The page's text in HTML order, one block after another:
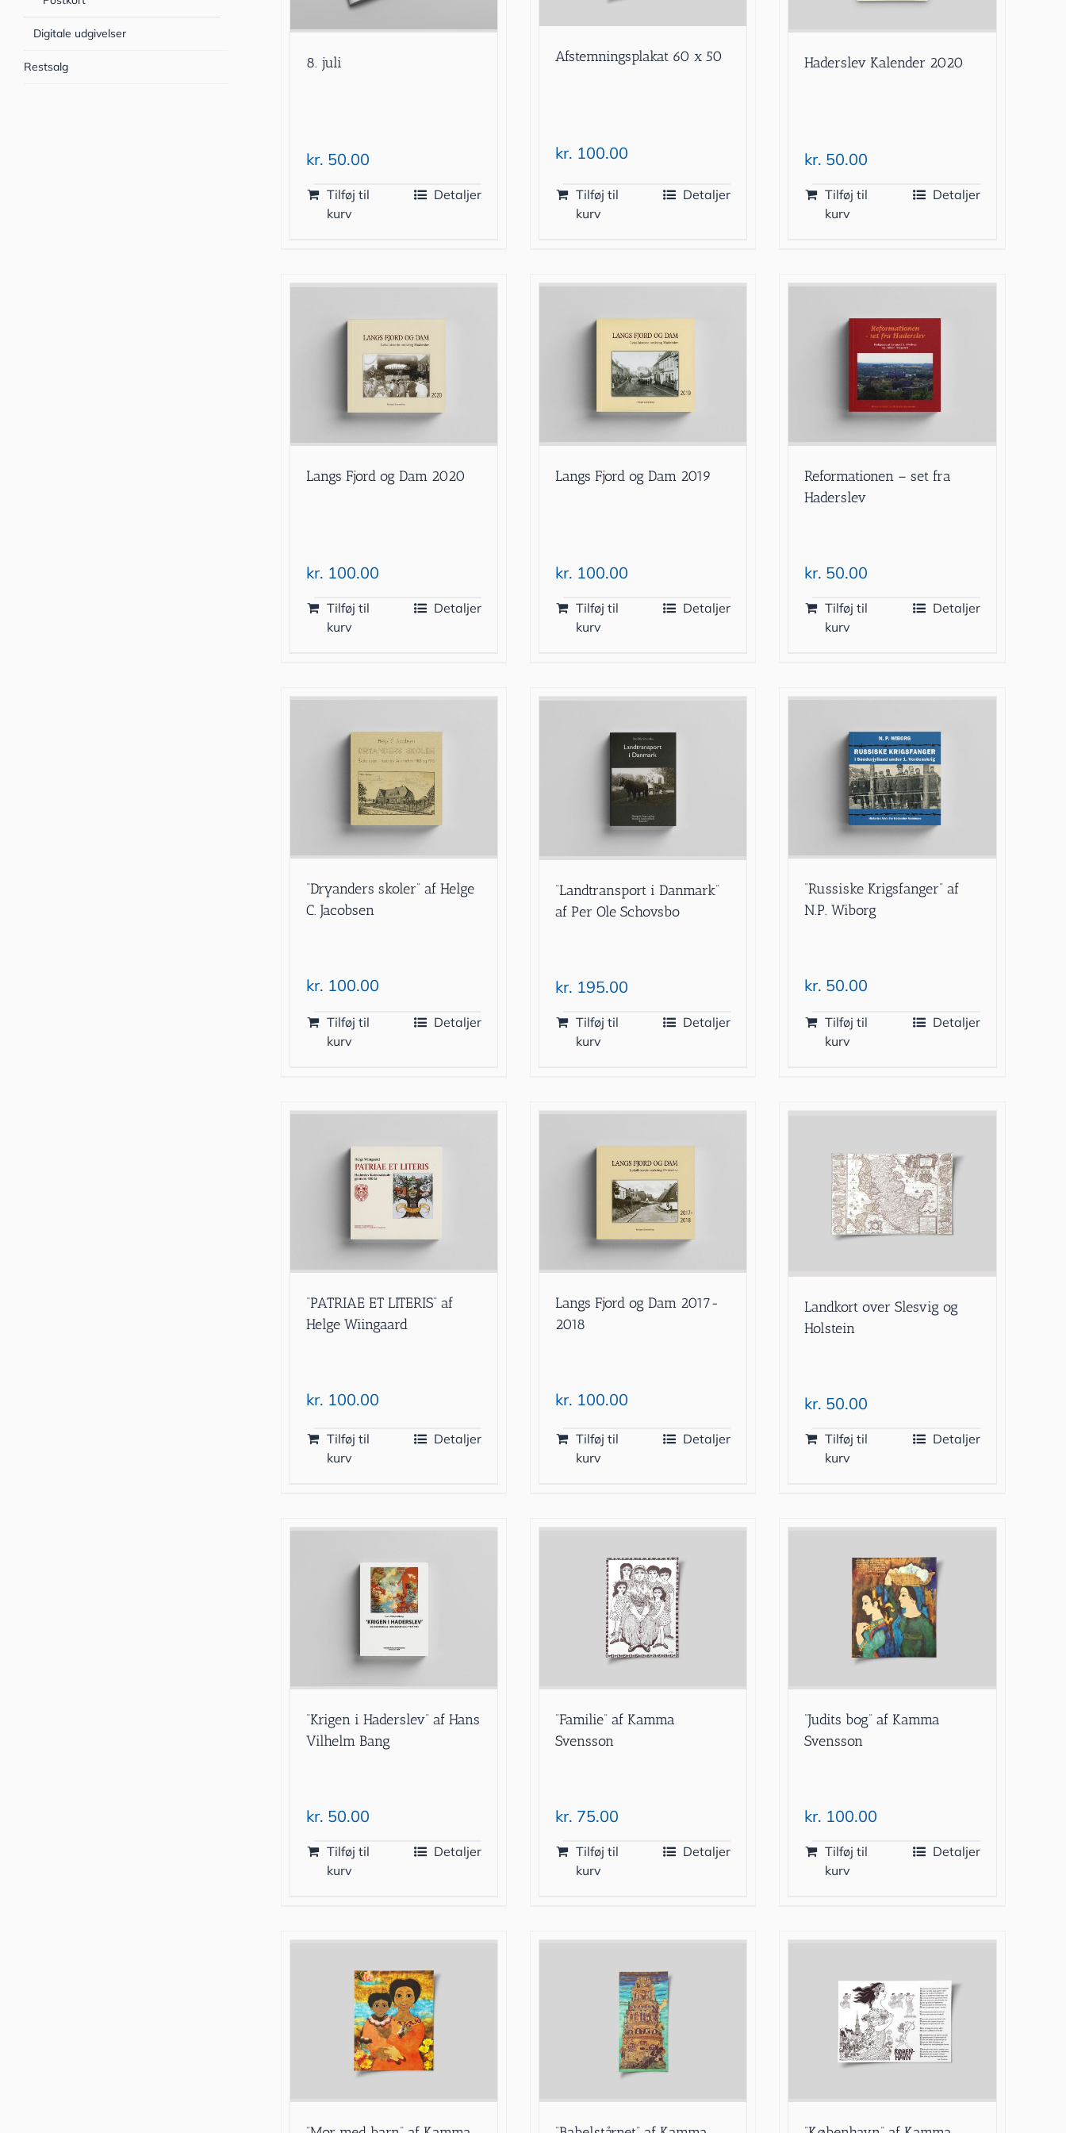
8. juli
kr. 50.00
Tilføj til
kurv
Detaljer
Afstemningsplakat 60 x 50
kr. 100.00
Tilføj til
kurv
Detaljer
Haderslev Kalender 2020
kr. 50.00
Tilføj til
kurv
Detaljer
Langs Fjord og Dam 2020
kr. 100.00
Tilføj til
kurv
Detaljer
Langs Fjord og Dam 2019
kr. 100.00
Tilføj til
kurv
Detaljer
Reformationen – set fra
Haderslev
kr. 50.00
Tilføj til
kurv
Detaljer
“Dryanders skoler” af Helge
C. Jacobsen
kr. 100.00
Tilføj til
kurv
Detaljer
“Landtransport i Danmark”
af Per Ole Schovsbo
kr. 195.00
Tilføj til
kurv
Detaljer
“Russiske Krigsfanger” af
N.P. Wiborg
kr. 50.00
Tilføj til
kurv
Detaljer
“PATRIAE ET LITERIS” af
Helge Wiingaard
kr. 100.00
Tilføj til
kurv
Detaljer
Langs Fjord og Dam 2017-
2018
kr. 100.00
Tilføj til
kurv
Detaljer
Landkort over Slesvig og
Holstein
kr. 50.00
Tilføj til
kurv
Detaljer
“Krigen i Haderslev” af Hans
Vilhelm Bang
kr. 50.00
Tilføj til
kurv
Detaljer
”Familie” af Kamma
Svensson
kr. 75.00
Tilføj til
kurv
Detaljer
”Judits bog” af Kamma
Svensson
kr. 100.00
Tilføj til
kurv
Detaljer
Digitale udgivelser
Restsalg